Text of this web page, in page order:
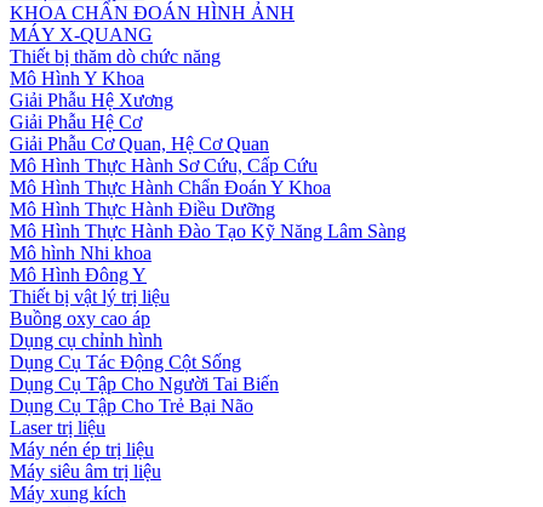
KHOA CHẨN ĐOÁN HÌNH ẢNH
MÁY X-QUANG
Thiết bị thăm dò chức năng
Mô Hình Y Khoa
Giải Phẫu Hệ Xương
Giải Phẫu Hệ Cơ
Giải Phẫu Cơ Quan, Hệ Cơ Quan
Mô Hình Thực Hành Sơ Cứu, Cấp Cứu
Mô Hình Thực Hành Chẩn Đoán Y Khoa
Mô Hình Thực Hành Điều Dưỡng
Mô Hình Thực Hành Đào Tạo Kỹ Năng Lâm Sàng
Mô hình Nhi khoa
Mô Hình Đông Y
Thiết bị vật lý trị liệu
Buồng oxy cao áp
Dụng cụ chỉnh hình
Dụng Cụ Tác Động Cột Sống
Dụng Cụ Tập Cho Người Tai Biến
Dụng Cụ Tập Cho Trẻ Bại Não
Laser trị liệu
Máy nén ép trị liệu
Máy siêu âm trị liệu
Máy xung kích